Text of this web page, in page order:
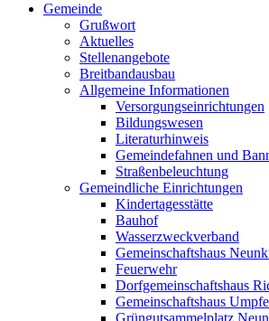
Gemeinde
Grußwort
Aktuelles
Stellenangebote
Breitbandausbau
Allgemeine Informationen
Versorgungseinrichtungen
Bildungswesen
Literaturhinweis
Gemeindefahnen und
Straßenbeleuchtung
Gemeindliche Einrichtungen
Kindertagesstätte
Bauhof
Wasserzweckverband
Gemeinschaftshaus
Feuerwehr
Dorfgemeinschaftshaus
Gemeinschaftshaus
Grüngutsammelplatz